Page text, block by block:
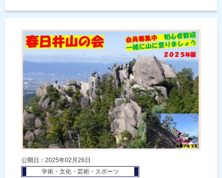
公開日：2025年02月26日
学術・文化・芸術・スポーツ